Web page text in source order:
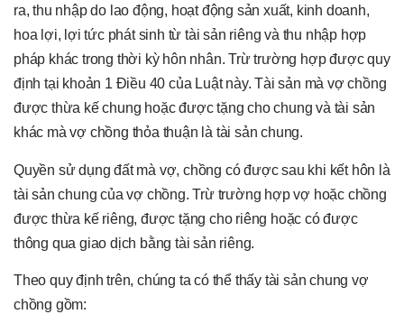
ra, thu nhập do lao động, hoạt động sản xuất, kinh doanh,
hoa lợi, lợi tức phát sinh từ tài sản riêng và thu nhập hợp
pháp khác trong thời kỳ hôn nhân. Trừ trường hợp được quy
định tại khoản 1 Điều 40 của Luật này. Tài sản mà vợ chồng
được thừa kế chung hoặc được tặng cho chung và tài sản
khác mà vợ chồng thỏa thuận là tài sản chung.
Quyền sử dụng đất mà vợ, chồng có được sau khi kết hôn là
tài sản chung của vợ chồng. Trừ trường hợp vợ hoặc chồng
được thừa kế riêng, được tặng cho riêng hoặc có được
thông qua giao dịch bằng tài sản riêng.
Theo quy định trên, chúng ta có thể thấy tài sản chung vợ
chồng gồm: